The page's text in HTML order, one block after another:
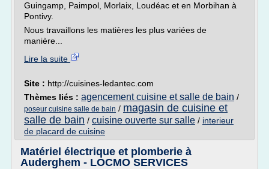
Guingamp, Paimpol, Morlaix, Loudéac et en Morbihan à
Pontivy.
Nous travaillons les matières les plus variées de
manière...
Lire la suite
Site : http://cuisines-ledantec.com
Thèmes liés : agencement cuisine et salle de bain /
poseur cuisine salle de bain / magasin de cuisine et
salle de bain / cuisine ouverte sur salle / interieur
de placard de cuisine
Matériel électrique et plomberie à
Auderghem - LOCMO SERVICES